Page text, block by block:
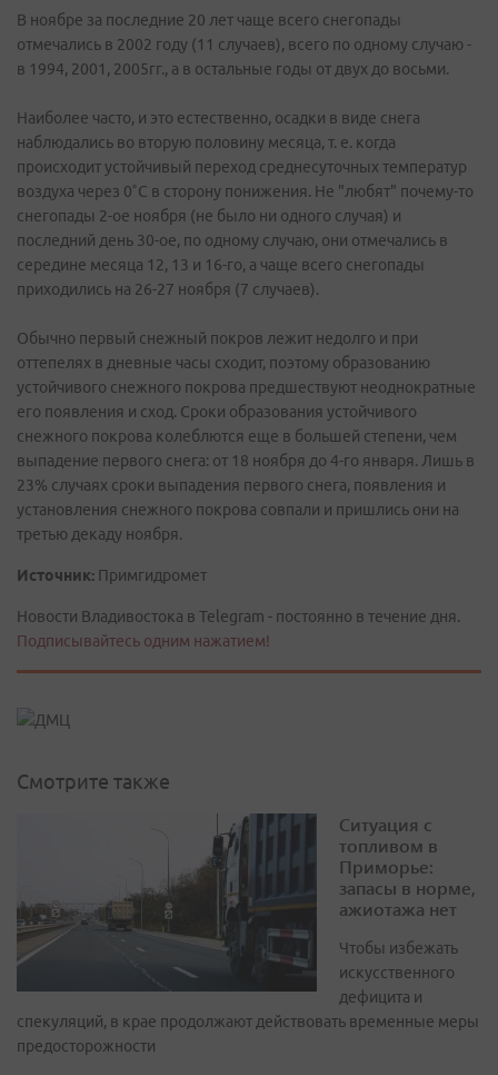
В ноябре за последние 20 лет чаще всего снегопады
отмечались в 2002 году (11 случаев), всего по одному случаю -
в 1994, 2001, 2005гг., а в остальные годы от двух до восьми.
Наиболее часто, и это естественно, осадки в виде снега
наблюдались во вторую половину месяца, т. е. когда
происходит устойчивый переход среднесуточных температур
воздуха через 0˚С в сторону понижения. Не "любят" почему-то
снегопады 2-ое ноября (не было ни одного случая) и
последний день 30-ое, по одному случаю, они отмечались в
середине месяца 12, 13 и 16-го, а чаще всего снегопады
приходились на 26-27 ноября (7 случаев).
Обычно первый снежный покров лежит недолго и при
оттепелях в дневные часы сходит, поэтому образованию
устойчивого снежного покрова предшествуют неоднократные
его появления и сход. Сроки образования устойчивого
снежного покрова колеблются еще в большей степени, чем
выпадение первого снега: от 18 ноября до 4-го января. Лишь в
23% случаях сроки выпадения первого снега, появления и
установления снежного покрова совпали и пришлись они на
третью декаду ноября.
Источник: Примгидромет
Новости Владивостока в Telegram - постоянно в течение дня.
Подписывайтесь одним нажатием!
Смотрите также
Ситуация с
топливом в
Приморье:
запасы в норме,
ажиотажа нет
Чтобы избежать
искусственного
дефицита и
спекуляций, в крае продолжают действовать временные меры
предосторожности